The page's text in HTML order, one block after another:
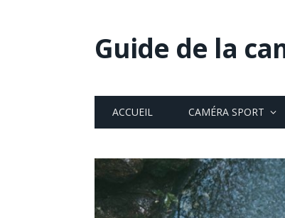
Guide de la
ACCUEIL CAMÉRA SPORT